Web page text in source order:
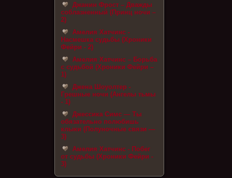
Джанин Фрост – Дважды
соблазненный (Принц ночи –
2)
Амелия Хатчинс -
Насмешка судьбы (Хроники
Фейри - 2)
Амелия Хатчинс – Борьба
с судьбой (Хроники Фейри –
1)
Джена Шоуолтер -
Грешные ночи (Ангелы тьмы
- 1)
Джессика Симс — Ты
обязательно полюбишь
клыки (Полуночные связи —
3)
Амелия Хатчинс - Побег
от судьбы (Хроники Фейри -
3)